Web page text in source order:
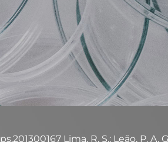
Lima, R. S.; Leão, P. A.